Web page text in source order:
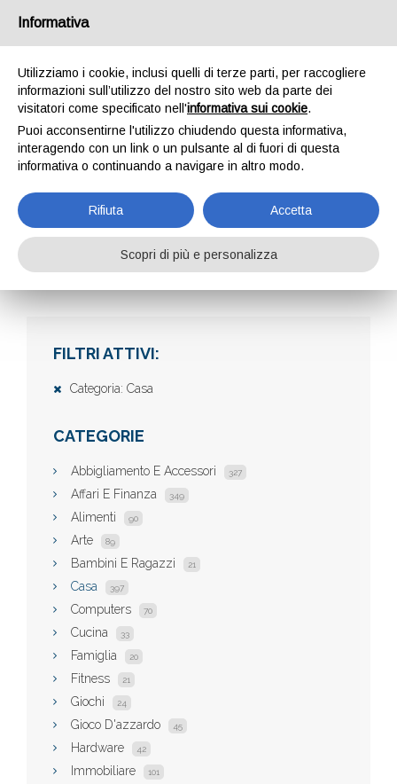
AZIENDE
Aziende
FILTRI ATTIVI:
Categoria: Casa
CATEGORIE
Abbigliamento E Accessori 327
Affari E Finanza 349
Alimenti 90
Arte 89
Bambini E Ragazzi 21
Casa 397
Computers 70
Cucina 33
Famiglia 20
Fitness 21
Giochi 24
Gioco D'azzardo 45
Hardware 42
Immobiliare 101
Informativa
Utilizziamo i cookie, inclusi quelli di terze parti, per raccogliere
informazioni sull’utilizzo del nostro sito web da parte dei
visitatori come specificato nell'informativa sui cookie.
Puoi acconsentirne l'utilizzo chiudendo questa informativa,
interagendo con un link o un pulsante al di fuori di questa
informativa o continuando a navigare in altro modo.
Rifiuta Accetta
Scopri di più e personalizza